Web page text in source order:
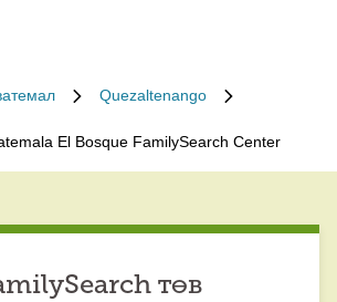
Quezaltenango
El Bosque FamilySearch Center
төв